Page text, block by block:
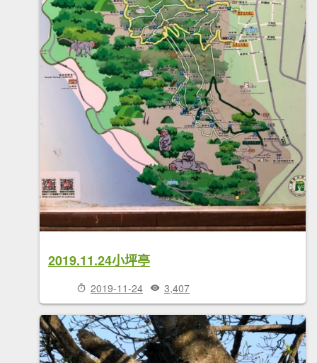
2019.11.24小坪亭
2019-11-24 3,407